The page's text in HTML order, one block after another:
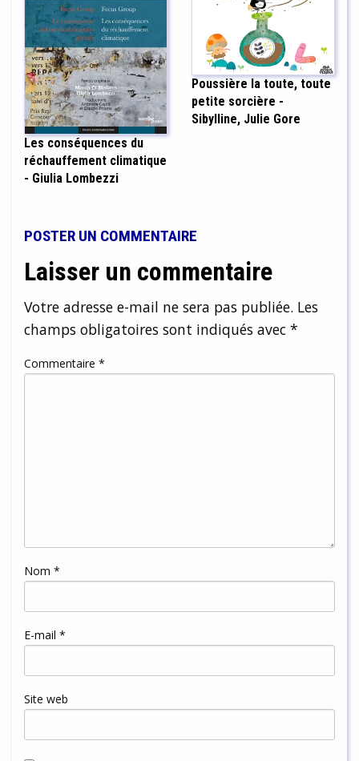
Les conséquences du
réchauffement climatique
- Giulia Lombezzi
Poussière la toute, toute
petite sorcière -
Sibylline, Julie Gore
POSTER UN COMMENTAIRE
Laisser un commentaire
Votre adresse e-mail ne sera pas publiée. Les
champs obligatoires sont indiqués avec *
Commentaire *
Nom *
E-mail *
Site web